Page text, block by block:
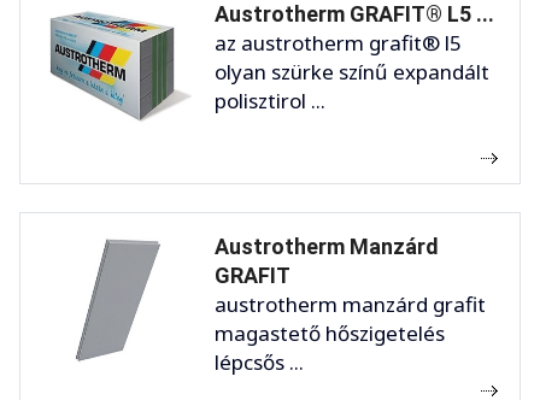
Austrotherm GRAFIT® L5 ...
az austrotherm grafit® l5
olyan szürke színű expandált
polisztirol ...
Austrotherm Manzárd
GRAFIT
austrotherm manzárd grafit
magastető hőszigetelés
lépcsős ...